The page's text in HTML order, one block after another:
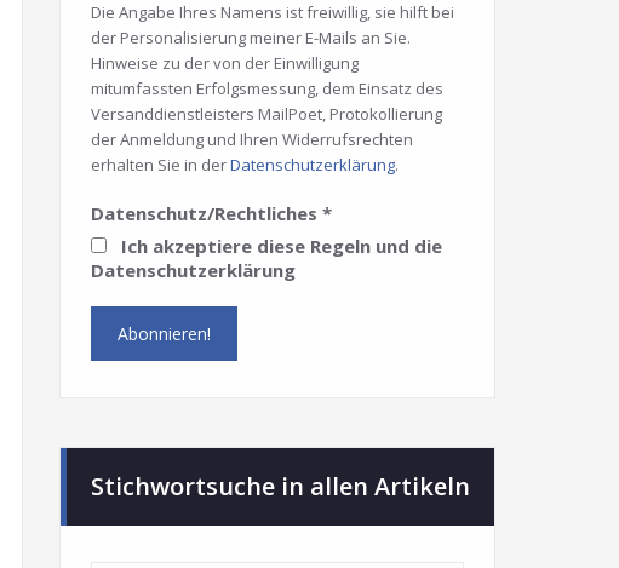
Die Angabe Ihres Namens ist freiwillig, sie hilft bei
der Personalisierung meiner E-Mails an Sie.
Hinweise zu der von der Einwilligung
mitumfassten Erfolgsmessung, dem Einsatz des
Versanddienstleisters MailPoet, Protokollierung
der Anmeldung und Ihren Widerrufsrechten
erhalten Sie in derDatenschutzerklärung.
Datenschutz/Rechtliches *
Ich akzeptiere diese Regeln und die
Datenschutzerklärung
Stichwortsuche in allen Artikeln